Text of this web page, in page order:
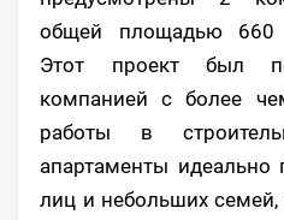
общей площадью 660
Этот проект был
компанией с более
работы в
апартаменты идеально
лиц и небольших